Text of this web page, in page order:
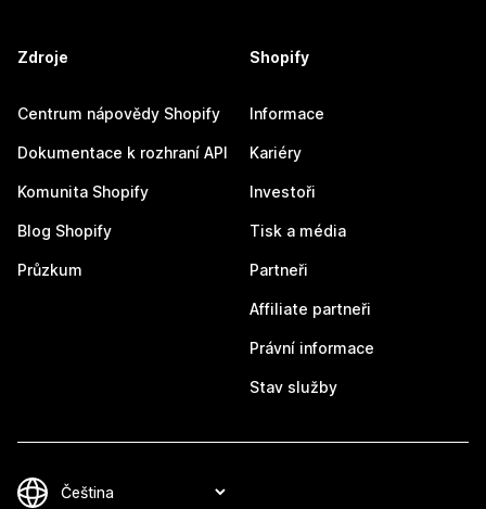
Zdroje
Centrum nápovědy Shopify
Dokumentace k rozhraní API
Komunita Shopify
Blog Shopify
Průzkum
Shopify
Informace
Kariéry
Investoři
Tisk a média
Partneři
Affiliate partneři
Právní informace
Stav služby